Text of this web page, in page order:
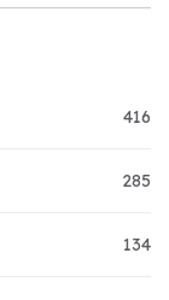
416
285
134